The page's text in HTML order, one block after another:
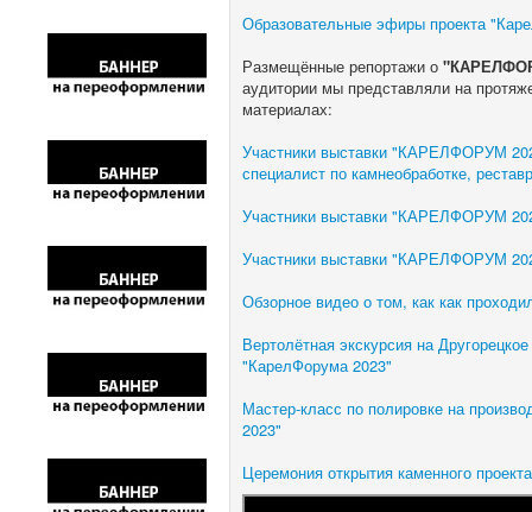
Образовательные эфиры проекта
Размещённые репортажи о
аудитории мы представляли на
материалах:
Участники выставки "КАРЕЛФОРУМ
специалист по камнеобработке,
Участники выставки "КАРЕЛФОРУМ
Участники выставки "КАРЕЛФОРУМ
Обзорное видео о том, как как
Вертолётная экскурсия на
"КарелФорума 2023"
Мастер-класс по полировке на
2023"
Церемония открытия каменного